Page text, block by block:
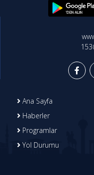
Ana Sayfa
Haberler
Programlar
Yol Durumu